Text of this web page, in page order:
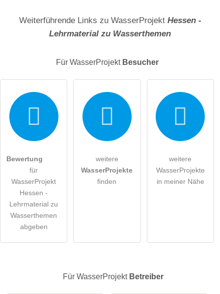
Datenschutzerklärunghabe ich zur Kenntnis genommen.
öffentliche Frage stellen
Hinweis:Bitte beachten Sie, öffentliche Fragen sind
Besucher sichtbar
Klicken Sie hier um eine
individuelle Frage
Weiterführende Links zu WasserProjekt Hessen -
Lehrmaterial zu Wasserthemen
Für WasserProjekt Besucher
Bewertung
für
WasserProjekt
Hessen -
Lehrmaterial zu
Wasserthemen
abgeben
weitere
WasserProjekte
finden
weitere
WasserProjekte
in meiner Nähe
Für WasserProjekt Betreiber